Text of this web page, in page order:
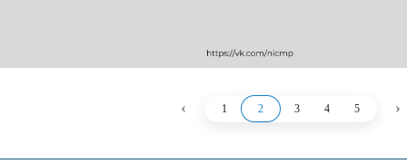
‹ 1 2 3 4 5 ›